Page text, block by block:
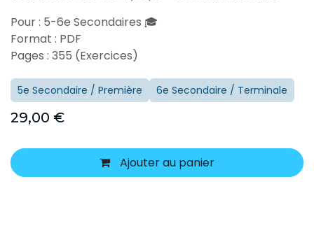
Pour : 5-6e Secondaires 🎓
Format : PDF
Pages : 355 (Exercices)
5e Secondaire / Première 6e Secondaire / Terminale
29,00 €
Ajouter au panier